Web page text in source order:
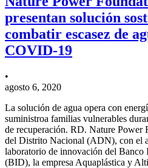
presentan solución
combatir escasez de
COVID-19
•
agosto 6, 2020
La solución de agua opera con
suministroa familias vulnerables
de recuperación. RD. Nature Power
del Distrito Nacional (ADN), con el
laboratorio de innovación del Banco
(BID), la empresa Aquaplástica y